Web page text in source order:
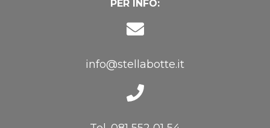
PER INFO:
info@stellabotte.it